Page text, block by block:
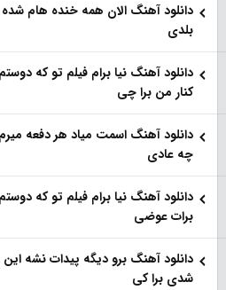
دانلود آهنگ الان همه خنده هام شده
بلدی
دانلود آهنگ نیا برام فیلم تو‌ که
کنار من برا چی
دانلود آهنگ اسمت میاد هر دفعه
چه عادی
دانلود آهنگ نیا برام فیلم تو‌ که
برات عوضی
دانلود آهنگ برو دیگه پیدات نشه
شدی برا کی